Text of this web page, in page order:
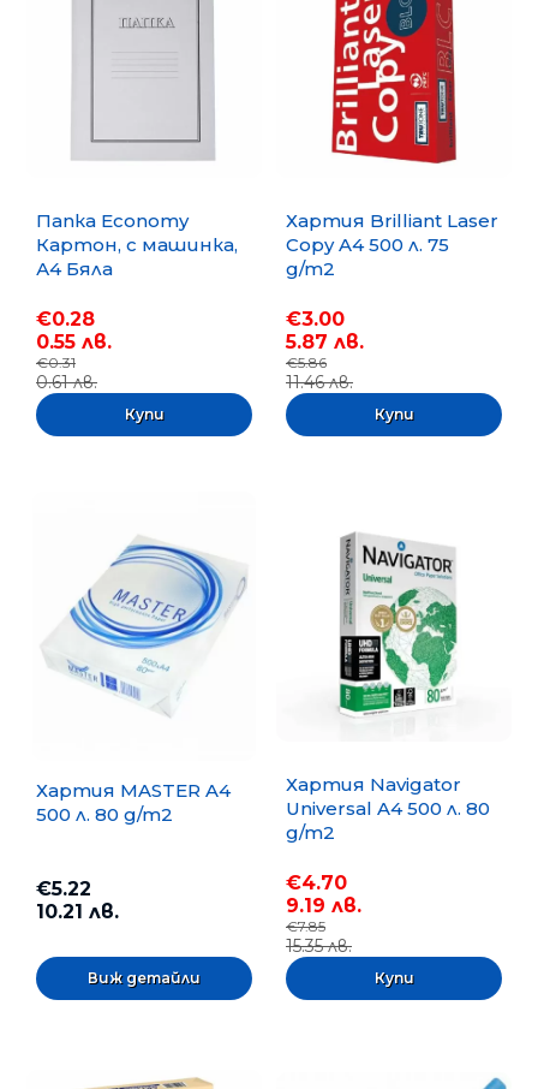
Папка Economy
Картон, с машинка,
А4 Бяла
€0.28
0.55 лв.
€0.31
0.61 лв.
Хартия Brilliant Laser
Copy A4 500 л. 75
g/m2
€3.00
5.87 лв.
€5.86
11.46 лв.
Хартия MASTER A4
500 л. 80 g/m2
€5.22
10.21 лв.
Виж детайли
Хартия Navigator
Universal A4 500 л. 80
g/m2
€4.70
9.19 лв.
€7.85
15.35 лв.